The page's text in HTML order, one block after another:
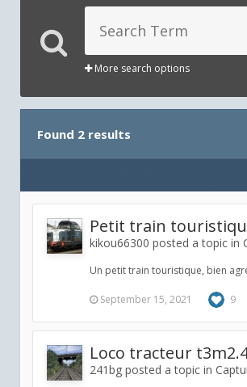
More search options
Found 2 results
Petit train
kikou66300 posted a topic in
Un petit train touristique, bien
September 15, 2021 9
Loco tracteur
241bg posted a topic in